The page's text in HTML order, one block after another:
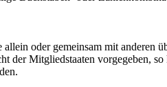
oder gemeinsam mit anderen
der Mitgliedstaaten vorgegeben,